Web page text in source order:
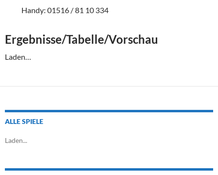
Handy: 01516 / 81 10 334
Ergebnisse/Tabelle/Vorschau
Laden…
ALLE SPIELE
Laden...